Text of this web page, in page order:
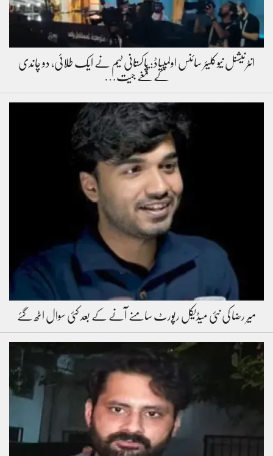
انٹرنیشنل نیوکلیئر سائنس اولمپیاڈ: پاکستانی ٹیم نے ایک طلائی، دو چاندی
کے تمغے جیت…
میر رضا کی نئی میڈیکل رپورٹ سامنے آنے کے بعد کئی سوال اٹھ گئے